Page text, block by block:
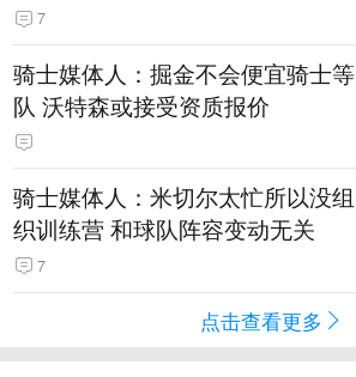
7
骑士媒体人：掘金不会便宜骑士等
队 沃特森或接受资质报价
骑士媒体人：米切尔太忙所以没组
织训练营 和球队阵容变动无关
7
点击查看更多